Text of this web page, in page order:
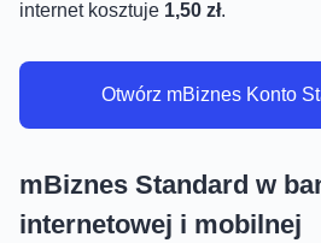
internet kosztuje 1,50 zł.
Otwórz mBiznes Konto
mBiznes Standard w
internetowej i mobilnej